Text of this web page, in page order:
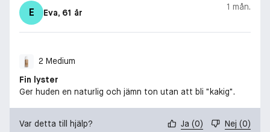
E Eva, 61 år
1 mån.
2 Medium
Fin lyster
Ger huden en naturlig och jämn ton utan att bli "kakig".
Var detta till hjälp? Ja (0) Nej (0)